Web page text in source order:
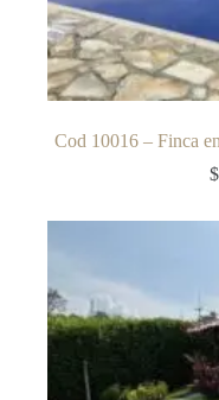
Cod 10016 – Finca
$